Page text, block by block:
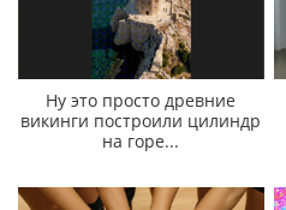
Ну это просто древние
викинги построили цилиндр
на горе...